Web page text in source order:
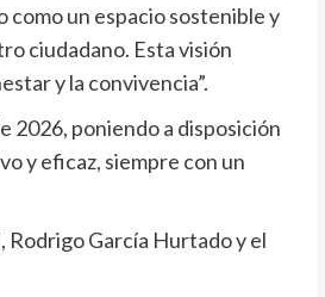
como un espacio sostenible y
ciudadano. Esta visión
y la convivencia”.
2026, poniendo a disposición
y eficaz, siempre con un
Rodrigo García Hurtado y el